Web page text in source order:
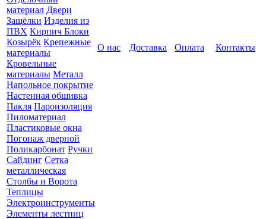
материал Двери
Защёлки Изделия из
ПВХ Кирпич Блоки
Козырёк Крепежные
материалы
Кровельные
материалы Металл
Напольное покрытие
Настенная обшивка
Пакля Пароизоляция
Пиломатериал
Пластиковые окна
Погонаж дверной
Поликарбонат Ручки
Сайдинг Сетка
металлическая
Столбы и Ворота
Теплицы
Электроинструменты
Элементы лестниц
О нас Доставка Оплата Контакты